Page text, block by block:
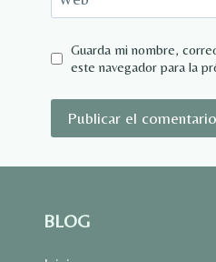
Guarda mi nombre,
este navegador para la
BLOG